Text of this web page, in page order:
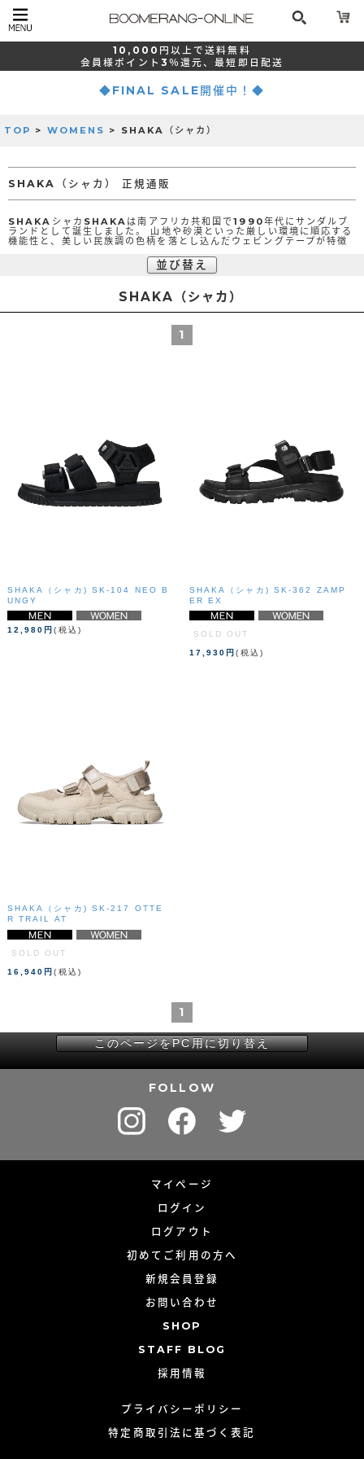
10,000 円以上で送料無料
会員様ポイント 3％還元、最短 即日配送
◆FINAL SALE開催中！◆
TOP > WOMENS > SHAKA（シャカ）
SHAKA（シャカ） 正規通販
SHAKAシャカSHAKAは南アフリカ共和国で1990年代にサンダルブ
ランドとして誕生しました。 山地や砂漠といった厳しい環境に順応する
機能性と、美しい民族調の色柄を落とし込んだウェビングテープが特徴
並び替え
SHAKA（シャカ）
1
SHAKA（シャカ) SK-104 NEO B
UNGY
12,980円(税込)
SHAKA（シャカ) SK-362 ZAMP
ER EX
SOLD OUT
17,930円(税込)
SHAKA（シャカ) SK-217 OTTE
R TRAIL AT
SOLD OUT
16,940円(税込)
1
FOLLOW
マイページ
ログイン
ログアウト
初めてご利用の方へ
新規会員登録
お問い合わせ
SHOP
STAFF BLOG
採用情報
プライバシーポリシー
特定商取引法に基づく表記
このページをPC用に切り替え